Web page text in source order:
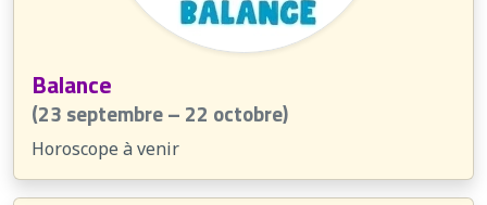
Balance
(23 septembre – 22 octobre)
Horoscope à venir